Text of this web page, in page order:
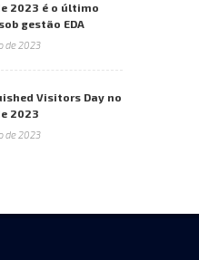
2023 é o último
gestão EDA
de 2023
Visitors Day no
2023
de 2023